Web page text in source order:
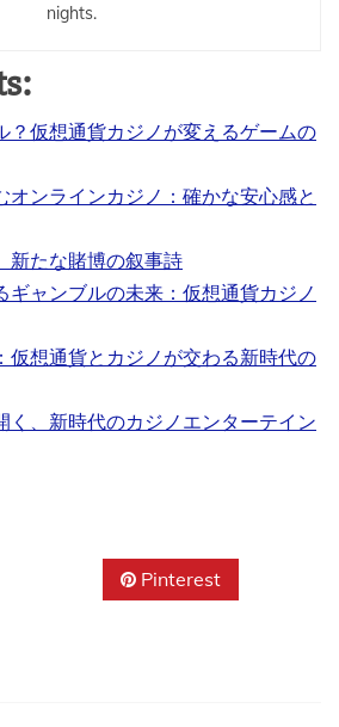
nights.
？仮想通貨カジノが変えるゲームの
オンラインカジノ：確かな安心感と
新たな賭博の叙事詩
ギャンブルの未来：仮想通貨カジノ
仮想通貨とカジノが交わる新時代の
く、新時代のカジノエンターテイン
Pinterest